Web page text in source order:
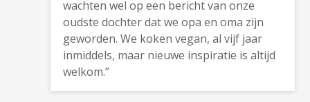
wachten wel op een bericht van onze
oudste dochter dat we opa en oma zijn
geworden. We koken vegan, al vijf jaar
inmiddels, maar nieuwe inspiratie is altijd
welkom.”